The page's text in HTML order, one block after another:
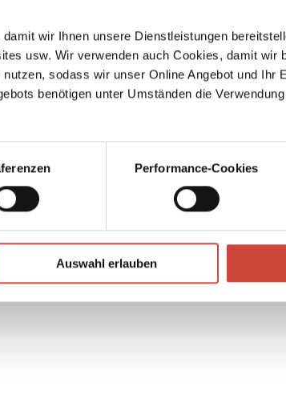
wir Ihnen unsere Dienstleistungen
usw. Wir verwenden auch Cookies, damit wir
sodass wir unser Online Angebot und Ihr
benötigen unter Umständen die
Performance-Cookies
Auswahl erlauben
Kaufen